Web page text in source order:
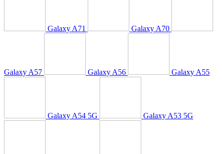
Galaxy A71 Galaxy A70
Galaxy A57 Galaxy A56 Galaxy A55
Galaxy A54 5G Galaxy A53 5G